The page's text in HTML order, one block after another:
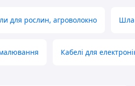
для рослин, агроволокно
Кабелі для